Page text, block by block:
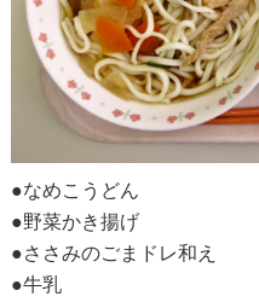
●なめこうどん
●野菜かき揚げ
●ささみのごまドレ和え
●牛乳